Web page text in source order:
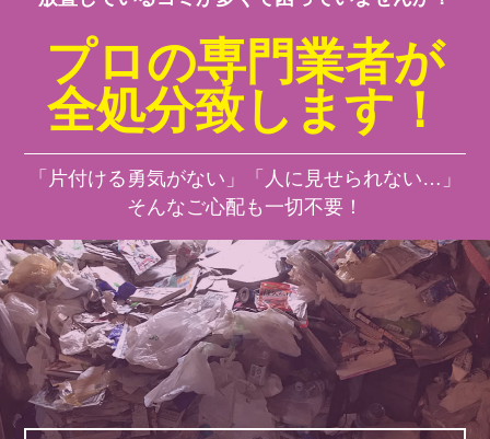
プロの専門業者が
全処分致します！
「片付ける勇気がない」「人に見せられない…」
そんなご心配も一切不要！